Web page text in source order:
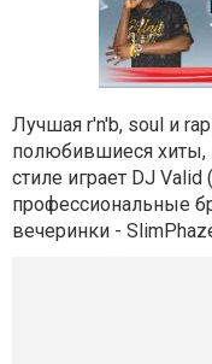
Лучшая r'n'b, soul и
полюбившиеся
стиле играет DJ
профессиональные
вечеринки -